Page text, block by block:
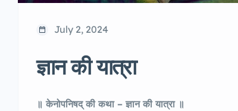
July 2, 2024
ज्ञान की यात्रा
॥ केनोपनिषद् की कथा – ज्ञान की यात्रा ॥